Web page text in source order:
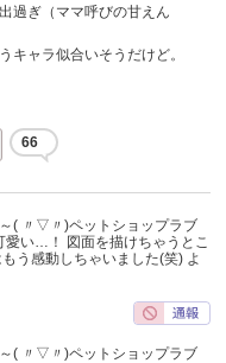
過ぎ（ママ呼びの甘えん
キャラ似合いそうだけど。
66
( 〃▽〃)ペットショップラブ
い…！ 図面を描けちゃうとこ
う感動しちゃいました(笑) よ
( 〃▽〃)ペットショップラブ